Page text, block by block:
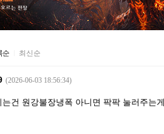
순 최신순
(2026-06-03 18:56:34)
는건 원강불장냉폭 아니면 팍팍 눌러주는